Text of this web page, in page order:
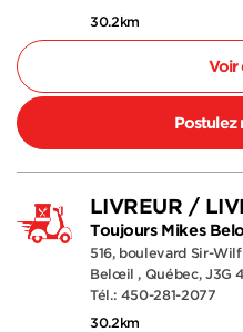
30.2km
Voir
Postulez
LIVREUR /
Toujours Mikes
516, boulevard Sir-
Belœil , Québec, J3G
Tél.: 450-281-2077
30.2km